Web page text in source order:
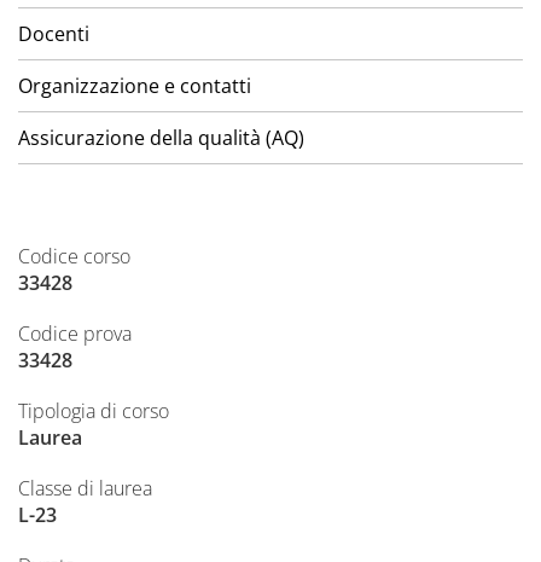
Docenti
Organizzazione e contatti
Assicurazione della qualità (AQ)
Codice corso
33428
Codice prova
33428
Tipologia di corso
Laurea
Classe di laurea
L-23